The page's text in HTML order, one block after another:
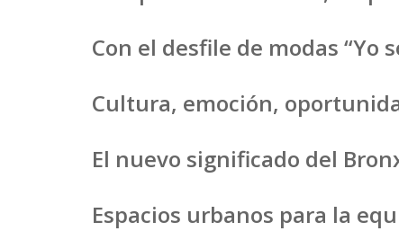
Con el desfile de modas “Yo
Cultura, emoción,
El nuevo significado del
Espacios urbanos para la